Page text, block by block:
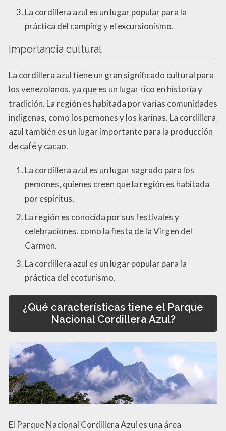
La cordillera azul es un lugar popular para la
práctica del camping y el excursionismo.
Importancia cultural
La cordillera azul tiene un gran significado cultural para
los venezolanos, ya que es un lugar rico en historia y
tradición. La región es habitada por varias comunidades
indígenas, como los pemones y los karinas. La cordillera
azul también es un lugar importante para la producción
de café y cacao.
La cordillera azul es un lugar sagrado para los
pemones, quienes creen que la región es habitada
por espíritus.
La región es conocida por sus festivales y
celebraciones, como la fiesta de la Virgen del
Carmen.
La cordillera azul es un lugar popular para la
práctica del ecoturismo.
¿Qué características tiene el Parque
Nacional Cordillera Azul?
El Parque Nacional Cordillera Azul es una área